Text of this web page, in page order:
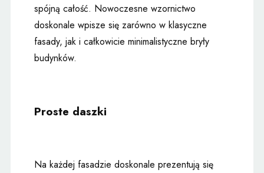
spójną całość. Nowoczesne wzornictwo
doskonale wpisze się zarówno w klasyczne
fasady, jak i całkowicie minimalistyczne bryły
budynków.
Proste daszki
Na każdej fasadzie doskonale prezentują się